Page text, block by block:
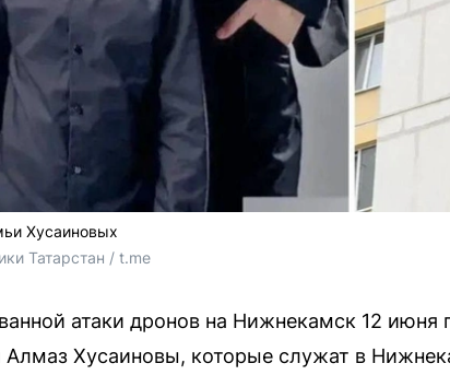
Хусаиновых
Татарстан / t.me
атаки дронов на Нижнекамск 12 июня
Алмаз Хусаиновы, которые служат в